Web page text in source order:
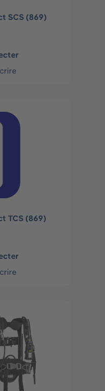
SCS (869)
TCS (869)